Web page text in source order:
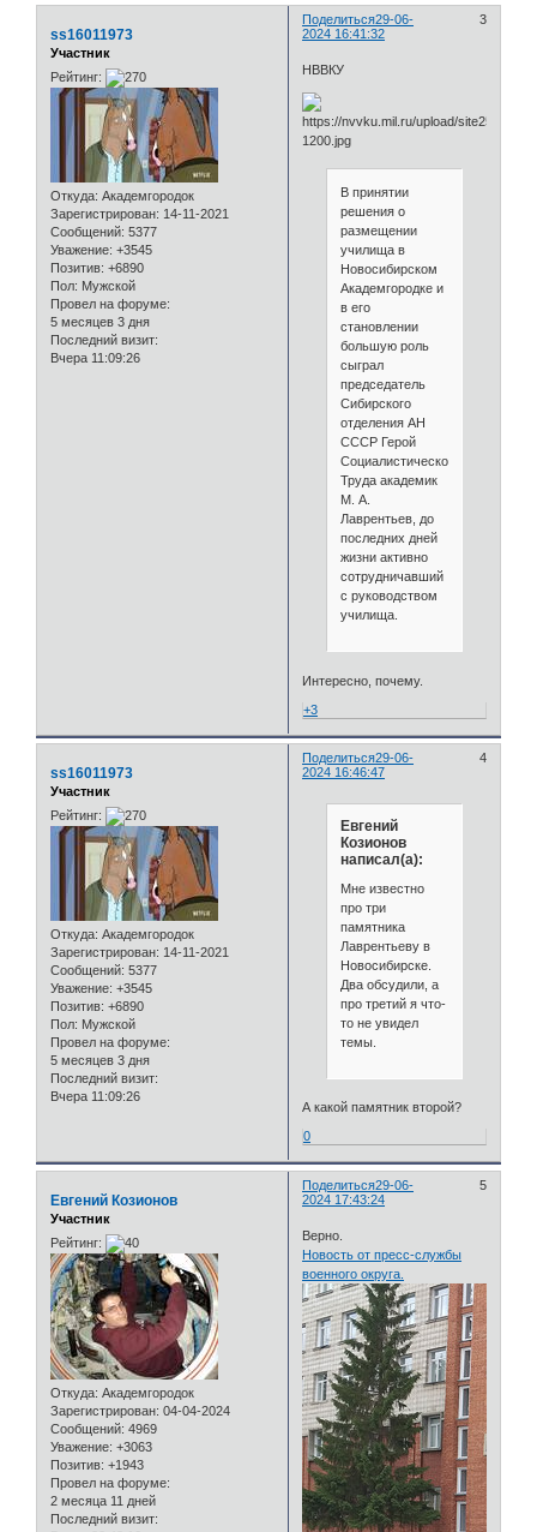
Поделиться 3
29-06-
2024 16:41:32
ss16011973
Участник
Рейтинг:
Откуда: Академгородок
Зарегистрирован: 14-11-2021
Сообщений: 5377
Уважение: +3545
Позитив: +6890
Пол: Мужской
Провел на форуме:
5 месяцев 3 дня
Последний визит:
Вчера 11:09:26
НВВКУ
В принятии
решения о
размещении
училища в
Новосибирском
Академгородке и
в его
становлении
большую роль
сыграл
председатель
Сибирского
отделения АН
СССР Герой
Социалистического
Труда академик
М. А.
Лаврентьев, до
последних дней
жизни активно
сотрудничавший
с руководством
училища.
Интересно, почему.
+3
Поделиться 4
29-06-
2024 16:46:47
ss16011973
Участник
Рейтинг:
Откуда: Академгородок
Зарегистрирован: 14-11-2021
Сообщений: 5377
Уважение: +3545
Позитив: +6890
Пол: Мужской
Провел на форуме:
5 месяцев 3 дня
Последний визит:
Вчера 11:09:26
Евгений
Козионов
написал(а):
Мне известно
про три
памятника
Лаврентьеву в
Новосибирске.
Два обсудили, а
про третий я что-
то не увидел
темы.
А какой памятник второй?
0
Поделиться 5
29-06-
2024 17:43:24
Евгений Козионов
Участник
Рейтинг:
Откуда: Академгородок
Зарегистрирован: 04-04-2024
Сообщений: 4969
Уважение: +3063
Позитив: +1943
Провел на форуме:
2 месяца 11 дней
Последний визит:
Верно.
Новость от пресс-службы
военного округа.